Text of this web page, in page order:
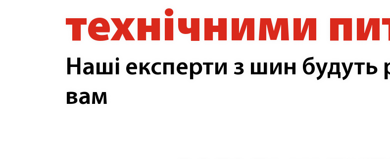
технічними
Наші експерти з шин будуть
вам